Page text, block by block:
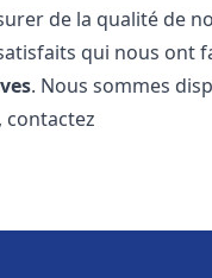
de la qualité de
qui nous ont
. Nous sommes
contactez